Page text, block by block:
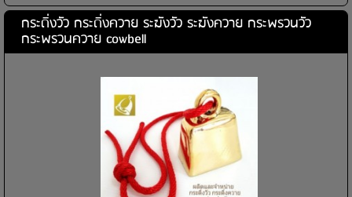
กระดิ่งวัว กระดิ่งควาย ระฆังวัว ระฆังควาย กระพรวนวัว
กระพรวนควาย cowbell